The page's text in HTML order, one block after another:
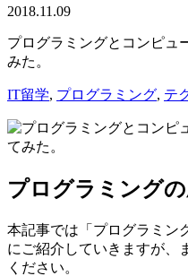
2018.11.09
プログラミングとコンピュ
みた。
IT留学, プログラミング, テ
プログラミング
本記事では「プログラミン
にご紹介していきますが、
ください。